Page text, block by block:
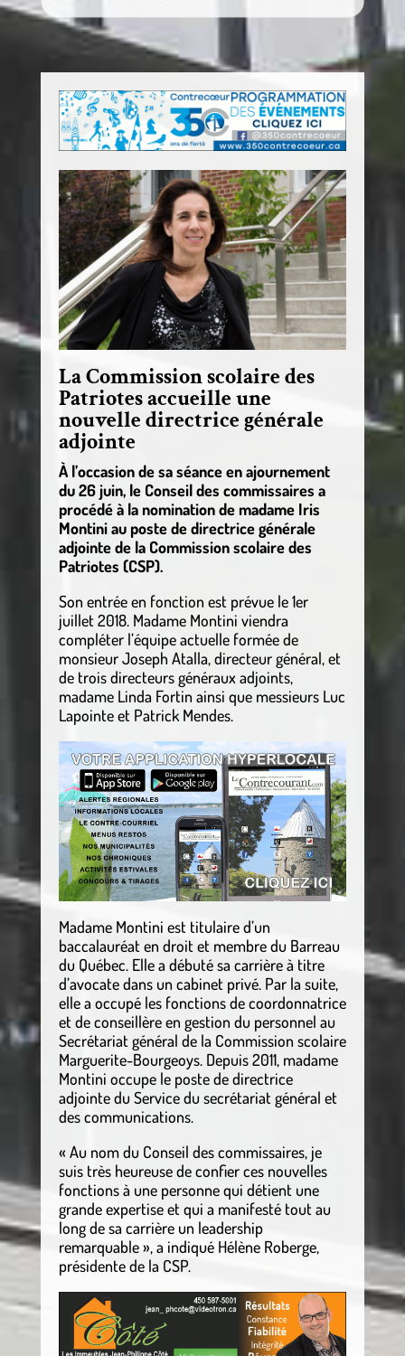
La Commission scolaire des
Patriotes accueille une
nouvelle directrice générale
adjointe
À l’occasion de sa séance en ajournement
du 26 juin, le Conseil des commissaires a
procédé à la nomination de madame Iris
Montini au poste de directrice générale
adjointe de la Commission scolaire des
Patriotes (CSP).
Son entrée en fonction est prévue le 1er
juillet 2018. Madame Montini viendra
compléter l’équipe actuelle formée de
monsieur Joseph Atalla, directeur général, et
de trois directeurs généraux adjoints,
madame Linda Fortin ainsi que messieurs Luc
Lapointe et Patrick Mendes.
Madame Montini est titulaire d’un
baccalauréat en droit et membre du Barreau
du Québec. Elle a débuté sa carrière à titre
d’avocate dans un cabinet privé. Par la suite,
elle a occupé les fonctions de coordonnatrice
et de conseillère en gestion du personnel au
Secrétariat général de la Commission scolaire
Marguerite-Bourgeoys. Depuis 2011, madame
Montini occupe le poste de directrice
adjointe du Service du secrétariat général et
des communications.
« Au nom du Conseil des commissaires, je
suis très heureuse de confier ces nouvelles
fonctions à une personne qui détient une
grande expertise et qui a manifesté tout au
long de sa carrière un leadership
remarquable », a indiqué Hélène Roberge,
présidente de la CSP.